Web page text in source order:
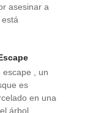
asesinar a
escape , un
es
en una
árbol.